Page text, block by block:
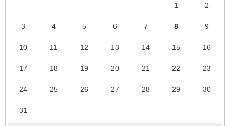
1 2
3 4 5 6 7 8 9
10 11 12 13 14 15 16
17 18 19 20 21 22 23
24 25 26 27 28 29 30
31